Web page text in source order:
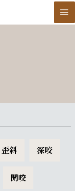
歪斜 深咬
開咬